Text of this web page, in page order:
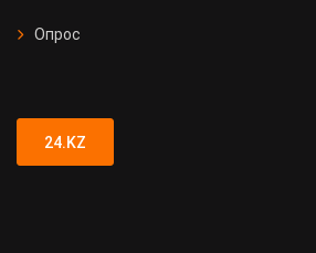
Опрос
24.KZ